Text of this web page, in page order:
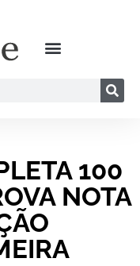
100
NOTA